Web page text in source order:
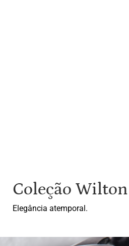
Coleção Wilton
Elegância atemporal.